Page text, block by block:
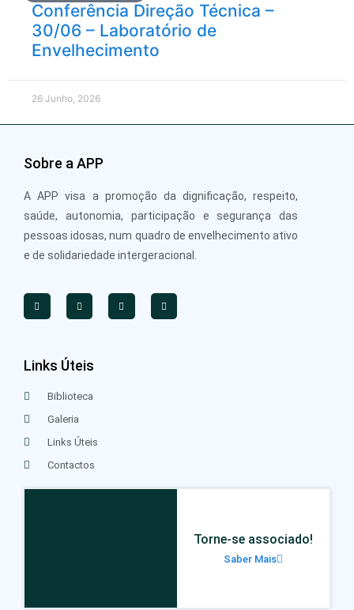
Conferência Direção Técnica –
30/06 – Laboratório de
Envelhecimento
26 Junho, 2026
Sobre a APP
A APP visa a promoção da dignificação, respeito,
saúde, autonomia, participação e segurança das
pessoas idosas, num quadro de envelhecimento ativo
e de solidariedade intergeracional.
Links Úteis
Biblioteca
Galeria
Links Úteis
Contactos
Torne-se associado!
Saber Mais